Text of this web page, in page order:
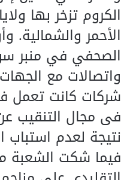
الكروم تزخر بها
الأحمر والشمالية.
الصحفي في منبر
واتصالات مع
شركات كانت تعمل
فى مجال التنقيب
نتيجة لعدم استباب
فيما شكت الشعبة